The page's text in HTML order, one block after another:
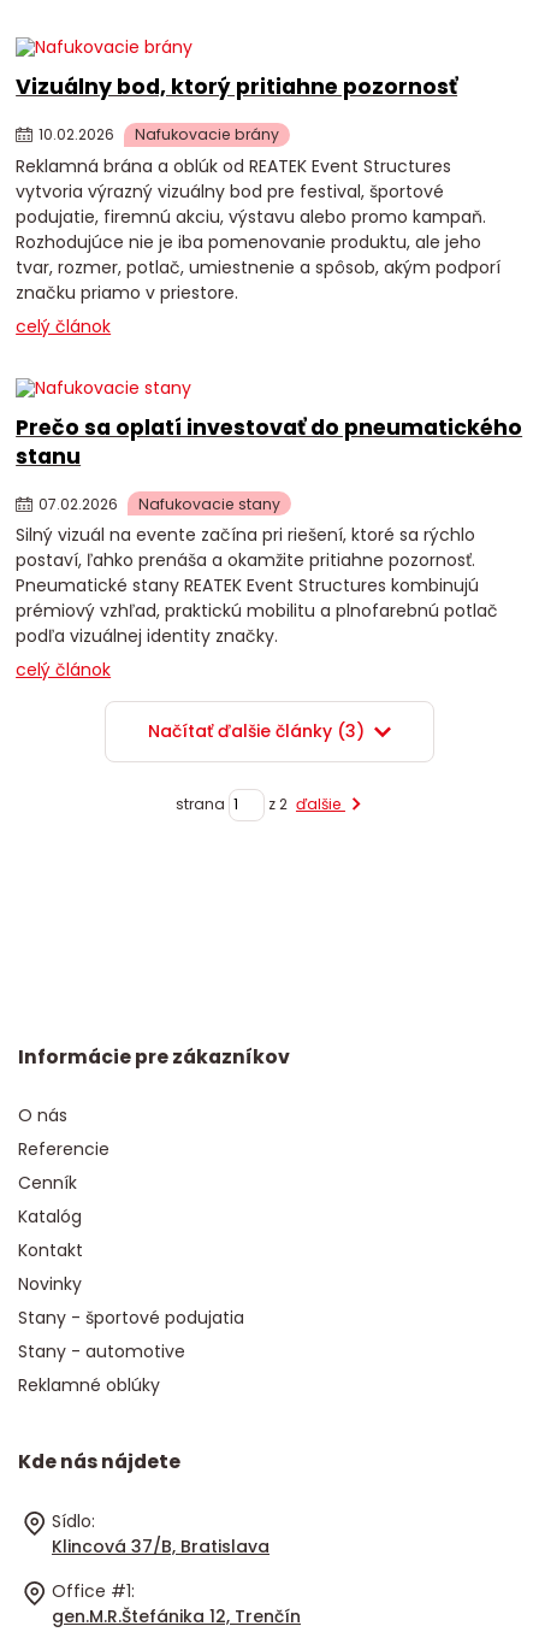
Vizuálny bod, ktorý pritiahne pozornosť
10.02.2026 Nafukovacie brány
Reklamná brána a oblúk od REATEK Event Structures
vytvoria výrazný vizuálny bod pre festival, športové
podujatie, firemnú akciu, výstavu alebo promo kampaň.
Rozhodujúce nie je iba pomenovanie produktu, ale jeho
tvar, rozmer, potlač, umiestnenie a spôsob, akým podporí
značku priamo v priestore.
celý článok
Prečo sa oplatí investovať do pneumatického
stanu
07.02.2026 Nafukovacie stany
Silný vizuál na evente začína pri riešení, ktoré sa rýchlo
postaví, ľahko prenáša a okamžite pritiahne pozornosť.
Pneumatické stany REATEK Event Structures kombinujú
prémiový vzhľad, praktickú mobilitu a plnofarebnú potlač
podľa vizuálnej identity značky.
celý článok
Načítať ďalšie články (3)
strana z 2 ďalšie
Informácie pre zákazníkov
O nás
Referencie
Cenník
Katalóg
Kontakt
Novinky
Stany - športové podujatia
Stany - automotive
Reklamné oblúky
Kde nás nájdete
Sídlo:
Klincová 37/B, Bratislava
Office #1:
gen.M.R.Štefánika 12, Trenčín